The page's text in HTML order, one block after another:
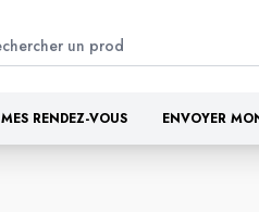
MES RENDEZ-VOUS ENVOYER